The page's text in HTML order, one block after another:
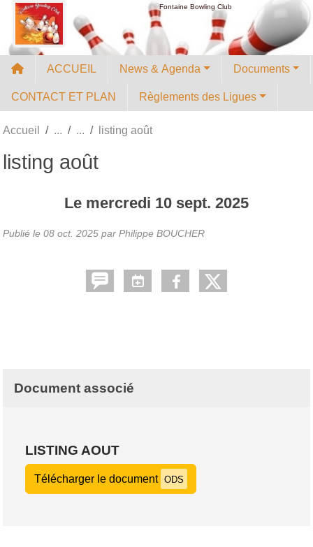
Fontaine Bowling Club
ACCUEIL News & Agenda Documents
CONTACT ET PLAN Règlements des Ligues
Accueil listing août
listing août
Le mercredi 10 sept. 2025
Publié le 08 oct. 2025 par Philippe BOUCHER
Document associé
LISTING AOUT
Télécharger le document ODS
Panneau de gestion des cookies